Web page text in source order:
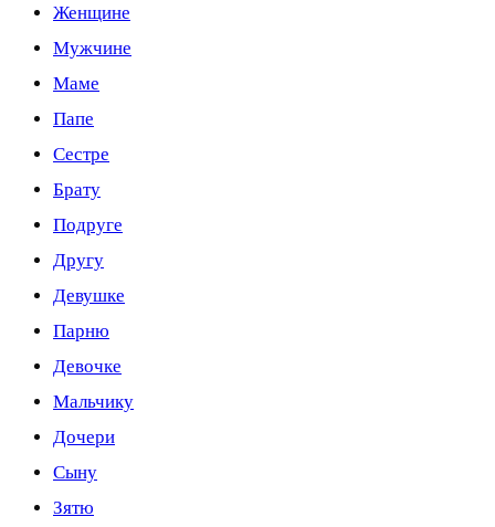
Женщине
Мужчине
Маме
Папе
Сестре
Брату
Подруге
Другу
Девушке
Парню
Девочке
Мальчику
Дочери
Сыну
Зятю